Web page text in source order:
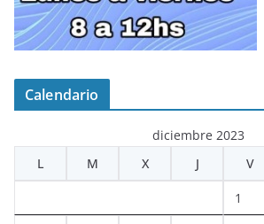
Calendario
diciembre 2023
L
M X J V
1